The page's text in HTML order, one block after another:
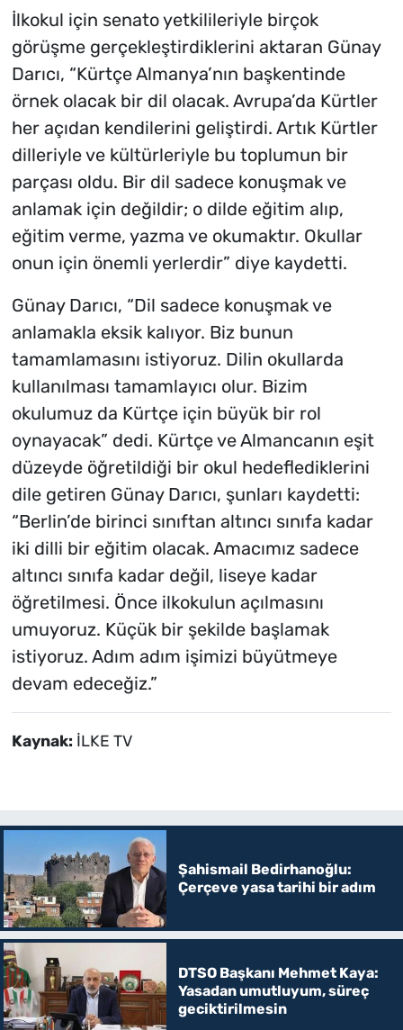
İlkokul için senato yetkilileriyle birçok
görüşme gerçekleştirdiklerini aktaran Günay
Darıcı, “Kürtçe Almanya’nın başkentinde
örnek olacak bir dil olacak. Avrupa’da Kürtler
her açıdan kendilerini geliştirdi. Artık Kürtler
dilleriyle ve kültürleriyle bu toplumun bir
parçası oldu. Bir dil sadece konuşmak ve
anlamak için değildir; o dilde eğitim alıp,
eğitim verme, yazma ve okumaktır. Okullar
onun için önemli yerlerdir” diye kaydetti.
Günay Darıcı, “Dil sadece konuşmak ve
anlamakla eksik kalıyor. Biz bunun
tamamlamasını istiyoruz. Dilin okullarda
kullanılması tamamlayıcı olur. Bizim
okulumuz da Kürtçe için büyük bir rol
oynayacak” dedi. Kürtçe ve Almancanın eşit
düzeyde öğretildiği bir okul hedeflediklerini
dile getiren Günay Darıcı, şunları kaydetti:
“Berlin’de birinci sınıftan altıncı sınıfa kadar
iki dilli bir eğitim olacak. Amacımız sadece
altıncı sınıfa kadar değil, liseye kadar
öğretilmesi. Önce ilkokulun açılmasını
umuyoruz. Küçük bir şekilde başlamak
istiyoruz. Adım adım işimizi büyütmeye
devam edeceğiz.”
Kaynak: İLKE TV
Şahismail Bedirhanoğlu:
Çerçeve yasa tarihi bir adım
DTSO Başkanı Mehmet Kaya:
Yasadan umutluyum, süreç
geciktirilmesin